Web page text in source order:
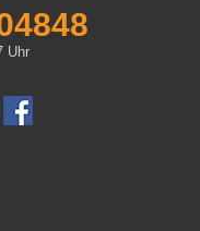
Uhr